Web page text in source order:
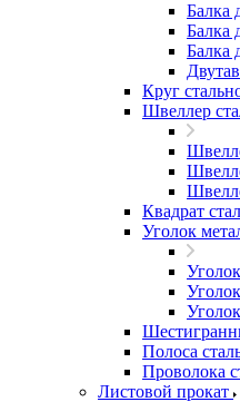
Балка
Балка
Балка
Круг
Швеллер
Квадрат
Уголок
Полоса
Проволока
Листовой прокат